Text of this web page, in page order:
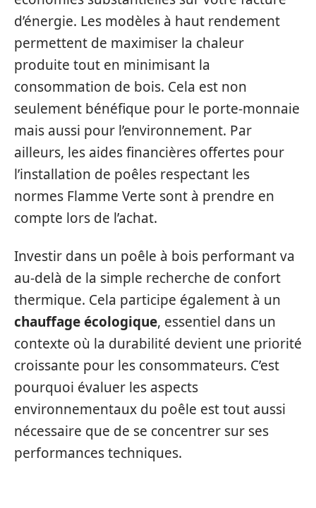
d’énergie. Les modèles à haut rendement
permettent de maximiser la chaleur
produite tout en minimisant la
consommation de bois. Cela est non
seulement bénéfique pour le porte-monnaie
mais aussi pour l’environnement. Par
ailleurs, les aides financières offertes pour
l’installation de poêles respectant les
normes Flamme Verte sont à prendre en
compte lors de l’achat.
Investir dans un poêle à bois performant va
au-delà de la simple recherche de confort
thermique. Cela participe également à un
chauffage écologique, essentiel dans un
contexte où la durabilité devient une priorité
croissante pour les consommateurs. C’est
pourquoi évaluer les aspects
environnementaux du poêle est tout aussi
nécessaire que de se concentrer sur ses
performances techniques.